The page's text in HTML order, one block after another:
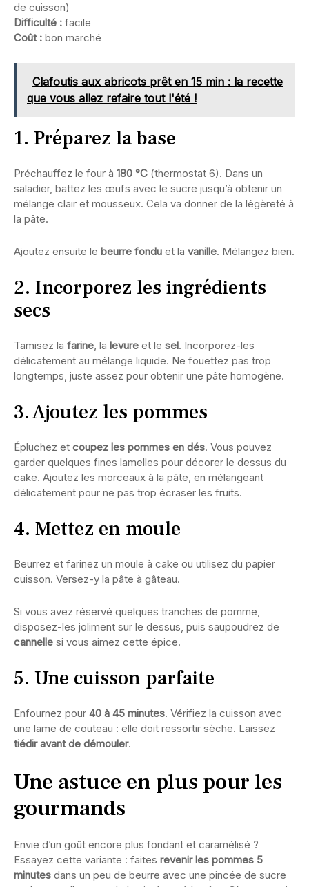
de cuisson)
Difficulté : facile
Coût : bon marché
Clafoutis aux abricots prêt en 15 min : la recette
que vous allez refaire tout l'été !
1. Préparez la base
Préchauffez le four à 180 °C (thermostat 6). Dans un
saladier, battez les œufs avec le sucre jusqu’à obtenir un
mélange clair et mousseux. Cela va donner de la légèreté à
la pâte.
Ajoutez ensuite le beurre fondu et la vanille. Mélangez bien.
2. Incorporez les ingrédients
secs
Tamisez la farine, la levure et le sel. Incorporez-les
délicatement au mélange liquide. Ne fouettez pas trop
longtemps, juste assez pour obtenir une pâte homogène.
3. Ajoutez les pommes
Épluchez et coupez les pommes en dés. Vous pouvez
garder quelques fines lamelles pour décorer le dessus du
cake. Ajoutez les morceaux à la pâte, en mélangeant
délicatement pour ne pas trop écraser les fruits.
4. Mettez en moule
Beurrez et farinez un moule à cake ou utilisez du papier
cuisson. Versez-y la pâte à gâteau.
Si vous avez réservé quelques tranches de pomme,
disposez-les joliment sur le dessus, puis saupoudrez de
cannelle si vous aimez cette épice.
5. Une cuisson parfaite
Enfournez pour 40 à 45 minutes. Vérifiez la cuisson avec
une lame de couteau : elle doit ressortir sèche. Laissez
tiédir avant de démouler.
Une astuce en plus pour les
gourmands
Envie d’un goût encore plus fondant et caramélisé ?
Essayez cette variante : faites revenir les pommes 5
minutes dans un peu de beurre avec une pincée de sucre